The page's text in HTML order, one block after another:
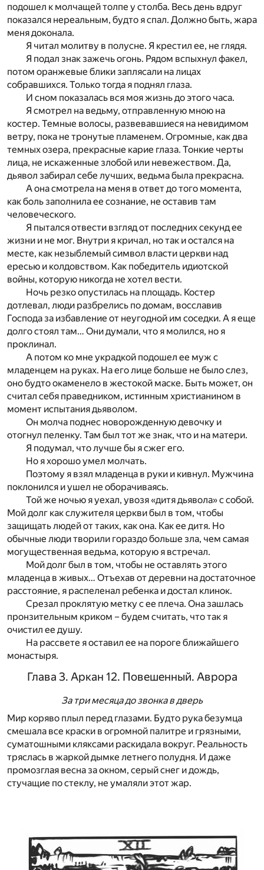
подошел к молчащей толпе у столба. Весь день вдруг
показался нереальным, будто я спал. Должно быть, жара
меня доконала.
Я читал молитву в полусне. Я крестил ее, не глядя.
Я подал знак зажечь огонь. Рядом вспыхнул факел,
потом оранжевые блики заплясали на лицах
собравшихся. Только тогда я поднял глаза.
И сном показалась вся моя жизнь до этого часа.
Я смотрел на ведьму, отправленную мною на
костер. Темные волосы, развевавшиеся на невидимом
ветру, пока не тронутые пламенем. Огромные, как два
темных озера, прекрасные карие глаза. Тонкие черты
лица, не искаженные злобой или невежеством. Да,
дьявол забирал себе лучших, ведьма была прекрасна.
А она смотрела на меня в ответ до того момента,
как боль заполнила ее сознание, не оставив там
человеческого.
Я пытался отвести взгляд от последних секунд ее
жизни и не мог. Внутри я кричал, но так и остался на
месте, как незыблемый символ власти церкви над
ересью и колдовством. Как победитель идиотской
войны, которую никогда не хотел вести.
Ночь резко опустилась на площадь. Костер
дотлевал, люди разбрелись по домам, восславив
Господа за избавление от неугодной им соседки. А я еще
долго стоял там… Они думали, что я молился, но я
проклинал.
А потом ко мне украдкой подошел ее муж с
младенцем на руках. На его лице больше не было слез,
оно будто окаменело в жестокой маске. Быть может, он
считал себя праведником, истинным христианином в
момент испытания дьяволом.
Он молча поднес новорожденную девочку и
отогнул пеленку. Там был тот же знак, что и на матери.
Я подумал, что лучше бы я сжег его.
Но я хорошо умел молчать.
Поэтому я взял младенца в руки и кивнул. Мужчина
поклонился и ушел не оборачиваясь.
Той же ночью я уехал, увозя «дитя дьявола» с собой.
Мой долг как служителя церкви был в том, чтобы
защищать людей от таких, как она. Как ее дитя. Но
обычные люди творили гораздо больше зла, чем самая
могущественная ведьма, которую я встречал.
Мой долг был в том, чтобы не оставлять этого
младенца в живых… Отъехав от деревни на достаточное
расстояние, я распеленал ребенка и достал клинок.
Срезал проклятую метку с ее плеча. Она зашлась
пронзительным криком – будем считать, что так я
очистил ее душу.
На рассвете я оставил ее на пороге ближайшего
монастыря.
Глава 3. Аркан 12. Повешенный. Аврора
За три месяца до звонка в дверь
Мир коряво плыл перед глазами. Будто рука безумца
смешала все краски в огромной палитре и грязными,
суматошными кляксами раскидала вокруг. Реальность
тряслась в жаркой дымке летнего полудня. И даже
промозглая весна за окном, серый снег и дождь,
стучащие по стеклу, не умаляли этот жар.